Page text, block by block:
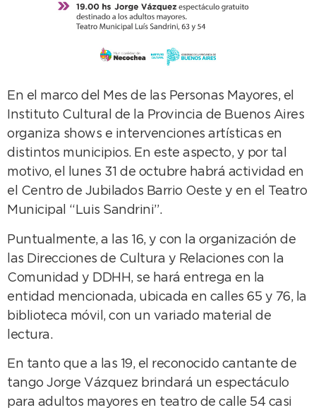
En el marco del Mes de las Personas Mayores, el
Instituto Cultural de la Provincia de Buenos Aires
organiza shows e intervenciones artísticas en
distintos municipios. En este aspecto, y por tal
motivo, el lunes 31 de octubre habrá actividad en
el Centro de Jubilados Barrio Oeste y en el Teatro
Municipal “Luis Sandrini”.
Puntualmente, a las 16, y con la organización de
las Direcciones de Cultura y Relaciones con la
Comunidad y DDHH, se hará entrega en la
entidad mencionada, ubicada en calles 65 y 76, la
biblioteca móvil, con un variado material de
lectura.
En tanto que a las 19, el reconocido cantante de
tango Jorge Vázquez brindará un espectáculo
para adultos mayores en teatro de calle 54 casi